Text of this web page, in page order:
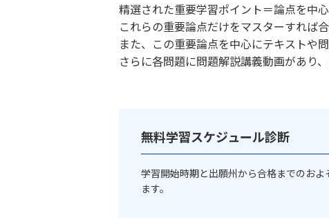
精選された重要学習ポイント＝論点を中
これらの重要論点だけをマスターすれば
また、この重要論点を中心にテキストや
さらに各問題に問題解説講義動画があり
無料学習スケジュール診断
学習開始時期と出願州から合格までのおよ
ます。